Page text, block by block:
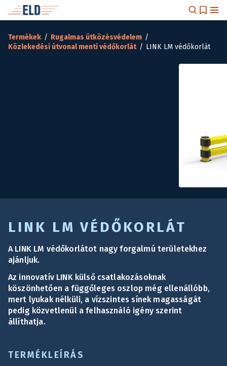
Termékek / Rugalmas ütközésvédelem /
Közlekedési útvonal menti védőkorlát / LINK LM védőkorlát
LINK LM VÉDŐKORLÁT
A LINK LM védőkorlátot nagy forgalmú területekhez
ajánljuk.
Az innovatív LINK külső csatlakozásoknak
köszönhetően a függőleges oszlop még ellenállóbb,
mert lyukak nélküli, a vízszintes sínek magasságát
pedig közvetlenül a felhasználó igény szerint
állíthatja.
TERMÉKLEÍRÁS